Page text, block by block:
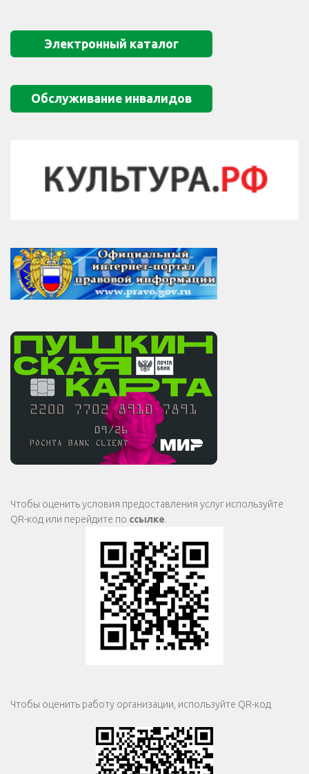
Электронный каталог
Обслуживание инвалидов
Чтобы оценить условия предоставления услуг используйте
QR-код или перейдите по ссылке.
Чтобы оценить работу организации, используйте QR-код